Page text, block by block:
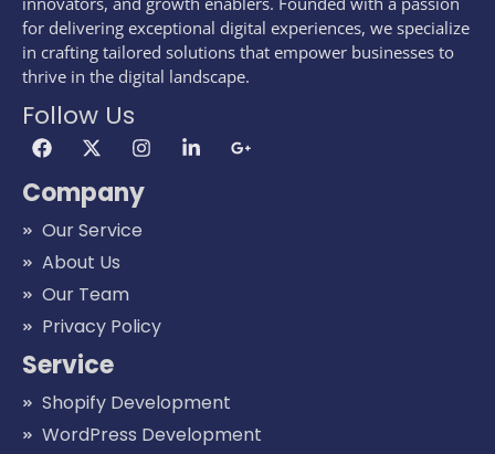
for delivering exceptional digital experiences, we specialize
in crafting tailored solutions that empower businesses to
thrive in the digital landscape.
Follow Us
Company
Our Service
About Us
Our Team
Privacy Policy
Service
Shopify Development
WordPress Development